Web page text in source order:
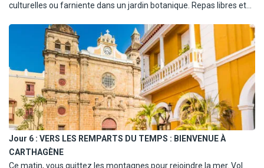
culturelles ou farniente dans un jardin botanique. Repas libres et
Jour 6 : VERS LES REMPARTS DU TEMPS : BIENVENUE À
CARTHAGÈNE
Ce matin, vous quittez les montagnes pour rejoindre la mer. Vol